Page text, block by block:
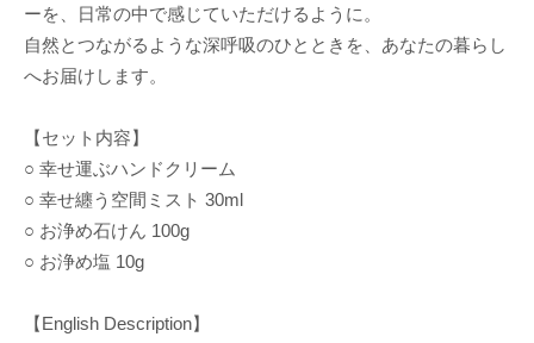
ーを、日常の中で感じていただけるように。
自然とつながるような深呼吸のひとときを、あなたの暮らし
へお届けします。
【セット内容】
○ 幸せ運ぶハンドクリーム
○ 幸せ纏う空間ミスト 30ml
○ お浄め石けん 100g
○ お浄め塩 10g
【English Description】